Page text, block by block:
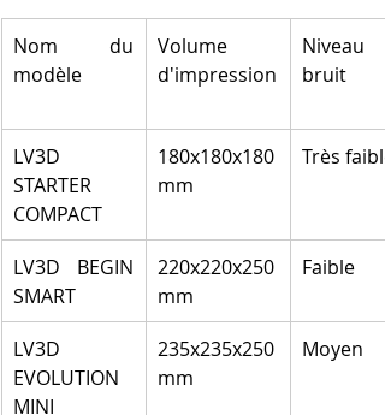
Nom du
modèle
Volume
d'impression
Niveau
bruit
LV3D
STARTER
COMPACT
180x180x180
mm
Très faible
LV3D BEGIN
SMART
220x220x250
mm
Faible
LV3D
EVOLUTION
MINI
235x235x250
mm
Moyen